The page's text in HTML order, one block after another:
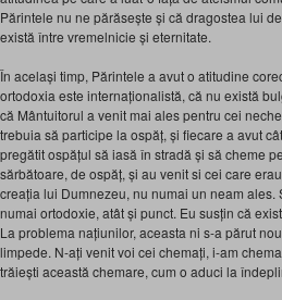
Părintele nu ne părăsește și că dragostea lui
există între vremelnicie și eternitate.
În același timp, Părintele a avut o atitudine
ortodoxia este internaționalistă, că nu există
că Mântuitorul a venit mai ales pentru cei
trebuia să participe la ospăț, și fiecare a avut
pregătit ospățul să iasă în stradă și să cheme
sărbătoare, de ospăț, și au venit si cei care
creația lui Dumnezeu, nu numai un neam
numai ortodoxie, atât și punct. Eu susțin că
La problema națiunilor, aceasta ni s-a părut
limpede. N-ați venit voi cei chemați, i-am
trăiești această chemare, cum o aduci la